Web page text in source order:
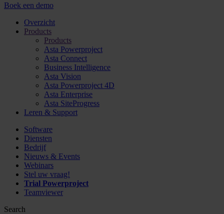
Boek een demo
Overzicht
Products
Products
Asta Powerproject
Asta Connect
Business Intelligence
Asta Vision
Asta Powerproject 4D
Asta Enterprise
Asta SiteProgress
Leren & Support
Software
Diensten
Bedrijf
Nieuws & Events
Webinars
Stel uw vraag!
Trial Powerproject
Teamviewer
Search